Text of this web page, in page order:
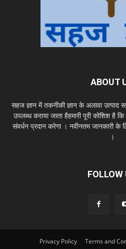
ABOUT
सहज ज्ञान में तकनीकी ज्ञान के अलावा उत्पाद
उपलब्ध कराया जाता हैहमारी पूरी कोशिश
संवर्धन प्रदान करेगा । नवीनतम जानकारी के
।
FOLLOW
Privacy Policy Terms and